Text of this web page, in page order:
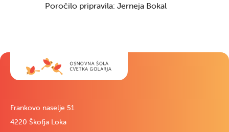
Poročilo pripravila: Jerneja Bokal
Frankovo naselje 51
4220 Škofja Loka